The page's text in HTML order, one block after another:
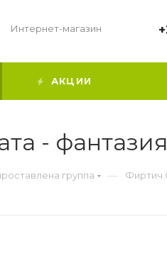
Интернет-магазин
АКЦИИ
-
группа —